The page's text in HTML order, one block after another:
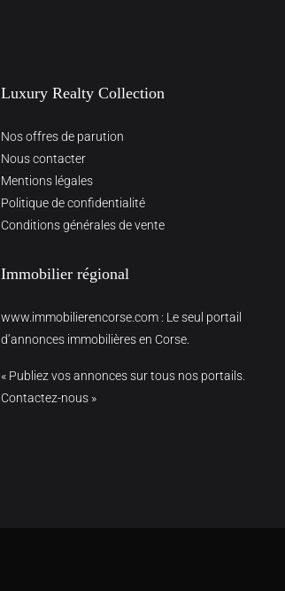
Luxury Realty Collection
Nos offres de parution
Nous contacter
Mentions légales
Politique de confidentialité
Conditions générales de vente
Immobilier régional
www.immobilierencorse.com : Le seul portail
d’annonces immobilières en Corse.
« Publiez vos annonces sur tous nos portails.
Contactez-nous »